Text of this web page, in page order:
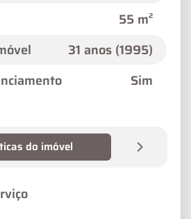
55 m²
31 anos (1995)
Sim
do imóvel